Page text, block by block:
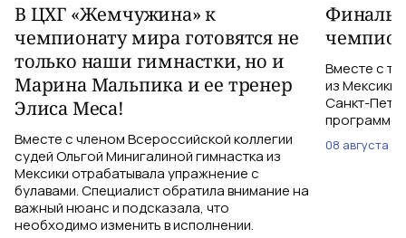
В ЦХГ «Жемчужина» к
чемпионату мира готовятся не
только наши гимнастки, но и
Марина Мальпика и ее тренер
Элиса Меса!
Вместе с членом Всероссийской коллегии
судей Ольгой Минигалиной гимнастка из
Мексики отрабатывала упражнение с
булавами. Специалист обратила внимание на
важный нюанс и подсказала, что
необходимо изменить в исполнении.
Вместе с
из Мексики
Санкт-
программе
08 августа